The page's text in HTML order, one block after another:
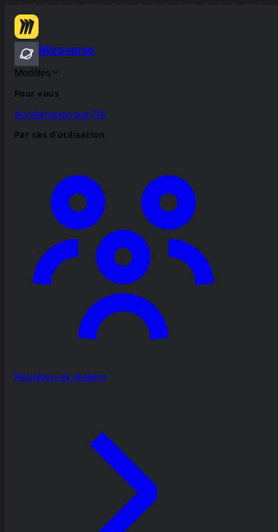
Miroverse
Modèles
Pour vous
Accélération par l’IA
Par cas d’utilisation
Réunions et ateliers